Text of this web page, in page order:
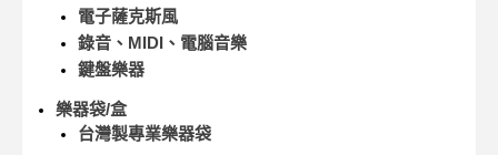
電子薩克斯風
錄音、MIDI、電腦音樂
鍵盤樂器
樂器袋/盒
台灣製專業樂器袋